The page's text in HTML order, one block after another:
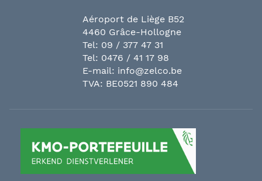
Aéroport de Liège B52
4460 Grâce-Hollogne
Tel: 09 / 377 47 31
Tel: 0476 / 41 17 98
E-mail: info@zelco.be
TVA: BE0521 890 484